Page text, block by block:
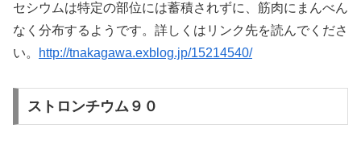
セシウムは特定の部位には蓄積されずに、筋肉にまんべん
なく分布するようです。詳しくはリンク先を読んでくださ
い。
http://tnakagawa.exblog.jp/15214540/
ストロンチウム９０